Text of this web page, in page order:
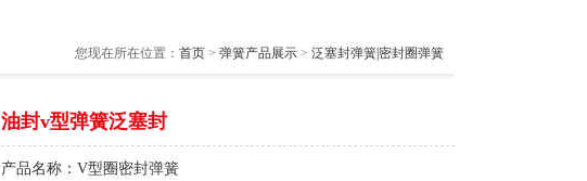
您现在所在位置： 首页 > 弹簧产品展示 > 泛塞封弹簧|密封圈弹簧
油封v型弹簧泛塞封
产品名称：V型圈密封弹簧